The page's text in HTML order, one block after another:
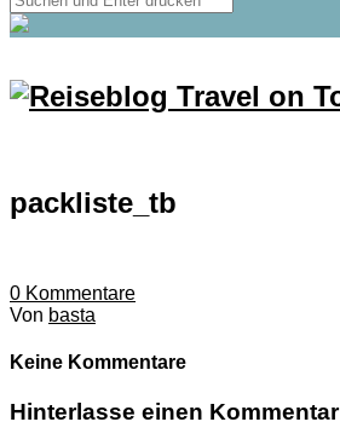
packliste_tb
0 Kommentare
Von basta
Keine Kommentare
Hinterlasse einen Kommentar